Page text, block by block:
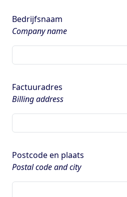
Bedrijfsnaam
Company name
Factuuradres
Billing address
Postcode en plaats
Postal code and city